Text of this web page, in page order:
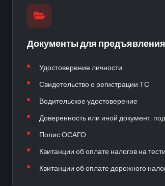
Документы для предъявления
Удостоверение личности
Свидетельство о регистрации ТС
Водительское удостоверение
Доверенность или иной документ,
Полис ОСАГО
Квитанции об оплате налогов на
Квитанции об оплате дорожного